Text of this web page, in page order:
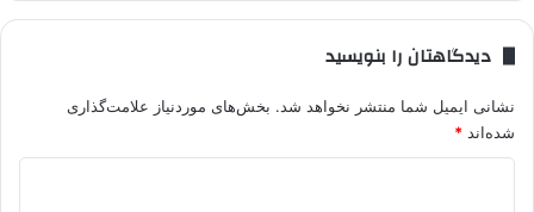
دیدگاهتان را بنویسید
نشانی ایمیل شما منتشر نخواهد شد. بخش‌های موردنیاز علامت‌گذاری
شده‌اند *